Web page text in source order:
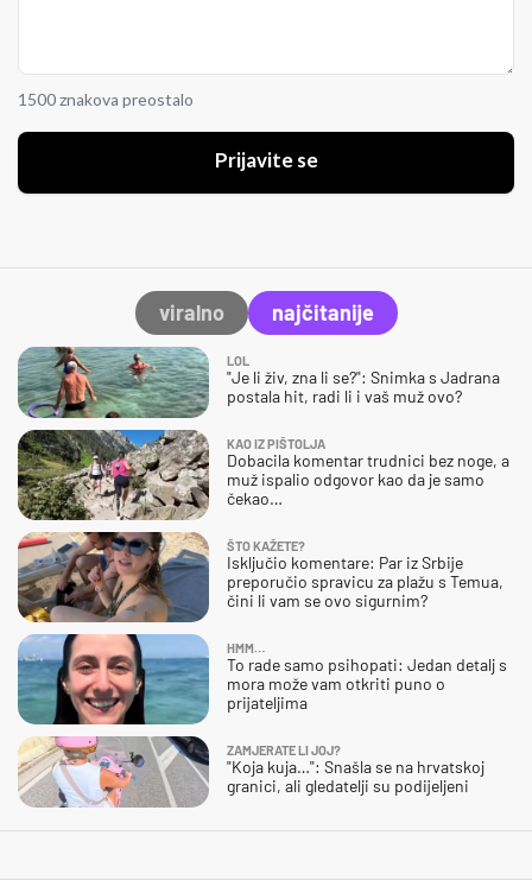
1500 znakova preostalo
Prijavite se
viralno najčitanije
LOL
"Je li živ, zna li se?": Snimka s Jadrana
postala hit, radi li i vaš muž ovo?
KAO IZ PIŠTOLJA
Dobacila komentar trudnici bez noge, a
muž ispalio odgovor kao da je samo
čekao…
ŠTO KAŽETE?
Isključio komentare: Par iz Srbije
preporučio spravicu za plažu s Temua,
čini li vam se ovo sigurnim?
HMM…
To rade samo psihopati: Jedan detalj s
mora može vam otkriti puno o
prijateljima
ZAMJERATE LI JOJ?
"Koja kuja…": Snašla se na hrvatskoj
granici, ali gledatelji su podijeljeni